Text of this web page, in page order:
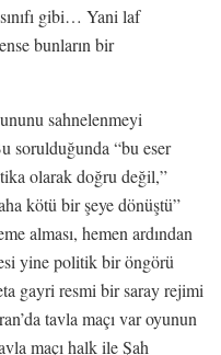
gibi… Yani laf
bunların bir
sahnelenmeyi
sorulduğunda “bu eser
olarak doğru değil,”
kötü bir şeye dönüştü”
alması, hemen ardından
yine politik bir öngörü
gayri resmi bir saray rejimi
tavla maçı var oyunun
maçı halk ile Şah